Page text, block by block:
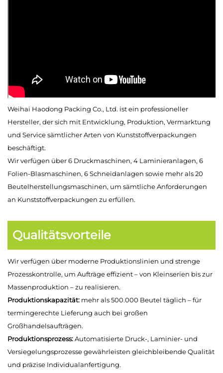
Weihai Haodong Packing Co., Ltd. ist ein professioneller
Hersteller, der sich mit Entwicklung, Produktion, Vermarktung
und Service sämtlicher Arten von Kunststoffverpackungen
beschäftigt.
Wir verfügen über 6 Druckmaschinen, 4 Laminieranlagen, 6
Folien-Blasmaschinen, 6 Schneidanlagen sowie mehr als 20
Beutelherstellungsmaschinen, um sämtliche Anforderungen
an Kunststoffverpackungen zu erfüllen.
Qualitätsvorteile
Wir verfügen über moderne Produktionslinien und strenge
Prozesskontrolle, um Aufträge effizient – von Kleinserien bis zur
Massenproduktion – zu realisieren.
Produktionskapazität: mehr als 500.000 Beutel täglich – für
termingerechte Lieferung auch bei großen
Großhandelsaufträgen.
Produktionsprozess:Automatisierte Druck-, Laminier- und
Versiegelungsprozesse gewährleisten gleichbleibende Qualität
und präzise Individualanfertigung.